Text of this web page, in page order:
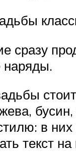
сразу
наряды.
в
текст